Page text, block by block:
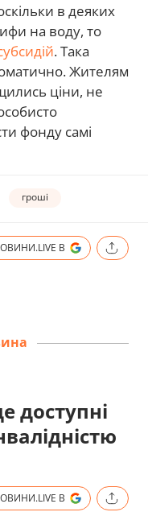
в деяких
на воду, то
. Така
Жителям
ціни, не
фонду самі
гроші
В
доступні
В